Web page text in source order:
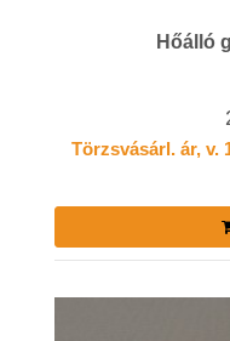
Hőálló
Törzsvásárl. ár, v.